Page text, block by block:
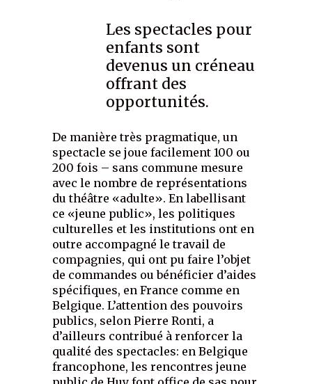
Les spectacles pour
enfants sont
devenus un créneau
offrant des
opportunités.
De manière très pragmatique, un
spectacle se joue facilement 100 ou
200 fois – sans commune mesure
avec le nombre de représentations
du théâtre «adulte». En labellisant
ce «jeune public», les politiques
culturelles et les institutions ont en
outre accompagné le travail de
compagnies, qui ont pu faire l’objet
de commandes ou bénéficier d’aides
spécifiques, en France comme en
Belgique. L’attention des pouvoirs
publics, selon Pierre Ronti, a
d’ailleurs contribué à renforcer la
qualité des spectacles: en Belgique
francophone, les rencontres jeune